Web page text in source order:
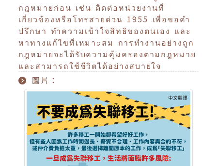
กฎหมายก่อน เช่น ติดต่อหน่วยงานที่
เกี่ยวข้องหรือโทรสายด่วน 1955 เพื่อขอคำ
ปรึกษา ทำความเข้าใจสิทธิของตนเอง และ
หาทางแก้ไขที่เหมาะสม การทำงานอย่างถูก
กฎหมายจะได้รับความคุ้มครองตามกฎหมาย
และสามารถใช้ชีวิตได้อย่างสบายใจ
圖片：